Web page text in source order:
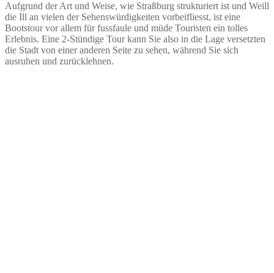
Aufgrund der Art und Weise, wie Straßburg strukturiert ist und Weill
die Ill an vielen der Sehenswürdigkeiten vorbeifliesst, ist eine
Bootstour vor allem für fussfaule und müde Touristen ein tolles
Erlebnis. Eine 2-Stündige Tour kann Sie also in die Lage versetzten
die Stadt von einer anderen Seite zu sehen, während Sie sich
ausruhen und zurücklehnen.